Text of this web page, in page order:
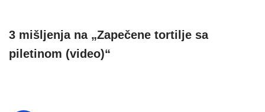
3 mišljenja na „Zapečene tortilje sa
piletinom (video)“